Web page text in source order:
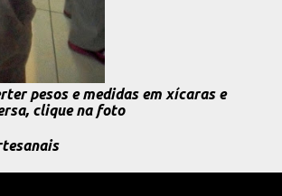
pesos e medidas em xícaras e
clique na foto